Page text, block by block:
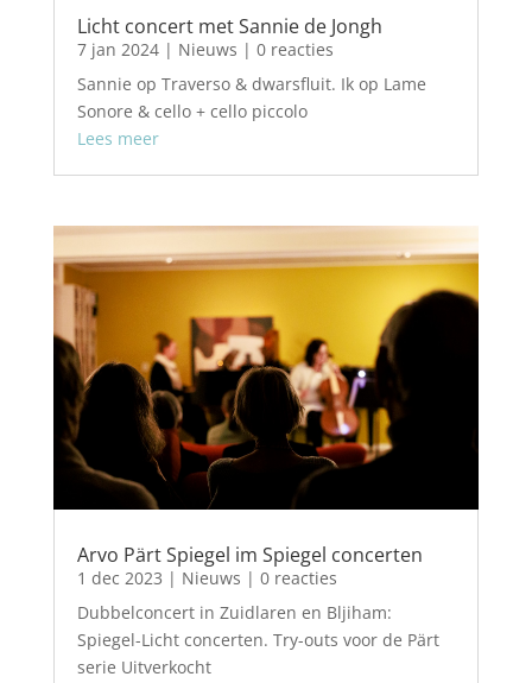
Licht concert met Sannie de Jongh
7 jan 2024| Nieuws | 0 reacties
Sannie op Traverso & dwarsfluit. Ik op Lame
Sonore & cello + cello piccolo
Lees meer
Arvo Pärt Spiegel im Spiegel concerten
1 dec 2023 | Nieuws | 0 reacties
Dubbelconcert in Zuidlaren en Bljiham:
Spiegel-Licht concerten. Try-outs voor de Pärt
serie Uitverkocht